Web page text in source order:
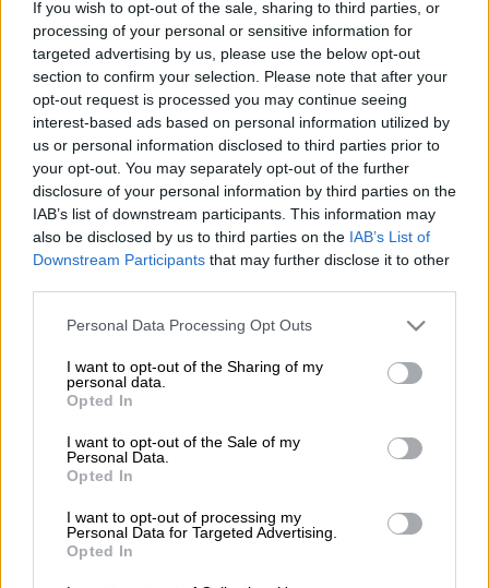
If you wish to opt-out of the sale, sharing to third parties, or
processing of your personal or sensitive information for
targeted advertising by us, please use the below opt-out
section to confirm your selection. Please note that after your
opt-out request is processed you may continue seeing
interest-based ads based on personal information utilized by
us or personal information disclosed to third parties prior to
your opt-out. You may separately opt-out of the further
disclosure of your personal information by third parties on the
IAB’s list of downstream participants. This information may
also be disclosed by us to third parties on the IAB’s List of
Downstream Participants that may further disclose it to other
Please note that this website/app uses one or more Google
not limited to your visit or usage behaviour. You may click to
grant or deny consent to Google and its third-party tags to
use your data for below specified purposes in below Google
consent section.
Personal Data Processing Opt Outs
I want to opt-out of the Sharing of my
personal data.
Opted In
I want to opt-out of the Sale of my
Personal Data.
Opted In
I want to opt-out of processing my
Personal Data for Targeted Advertising.
Opted In
Προσθέστε το ΕΘΝΟΣ στη Google
Αεροπορικό πλήγμαστοίχισε τη ζωή σε δύο
ανθρώπους και προκάλεσε τον τραυματισμό
άλλων στην πόλη Σούμι, στη
βορειοανατολικήΟυκρανία, ανακοίνωσαν το
πρωί της Κυριακής οι ουκρανικές αρχές.
ΔΙΑΒΑΣΤΕ ΕΠΙΣΗΣ
Συναγερμός στο Κεντάκι: Τραυματίες
μετά από πυρά σε αυτοκινητόδρομο -
Αναζητείται ο δράστης
Δύο παιδιά ανάμεσα στους
τραυματίες